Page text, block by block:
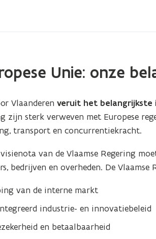
Unie: onze
Vlaanderenveruit het belangrijkste
zijn sterk verweven met Europese
transport en concurrentiekracht.
van de Vlaamse Regering
bedrijven en overheden. De
van de interne markt
industrie- en innovatiebeleid
en betaalbaarheid